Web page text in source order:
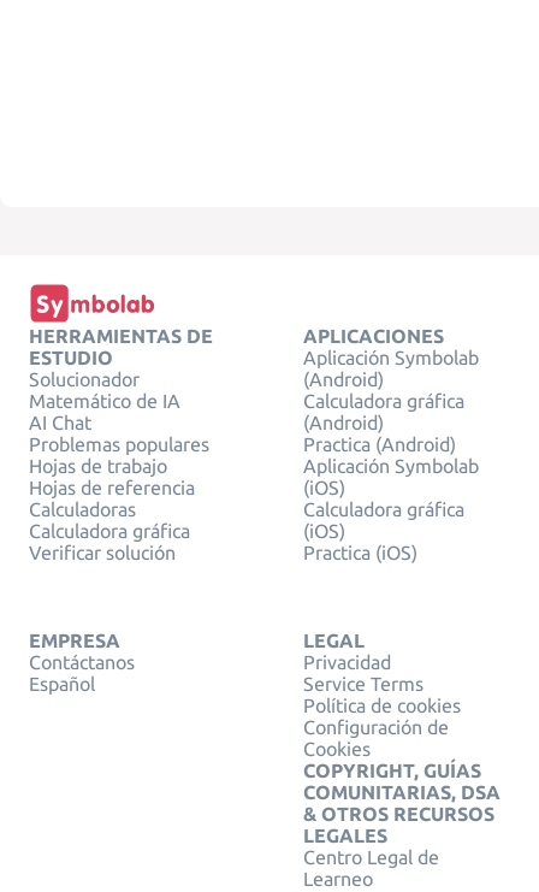
HERRAMIENTAS DE
ESTUDIO
Solucionador
Matemático de IA
AI Chat
Problemas populares
Hojas de trabajo
Hojas de referencia
Calculadoras
Calculadora gráfica
Verificar solución
APLICACIONES
Aplicación Symbolab
(Android)
Calculadora gráfica
(Android)
Practica (Android)
Aplicación Symbolab
(iOS)
Calculadora gráfica
(iOS)
Practica (iOS)
EMPRESA
Contáctanos
Español
LEGAL
Privacidad
Service Terms
Política de cookies
Configuración de
Cookies
COPYRIGHT, GUÍAS
COMUNITARIAS, DSA
& OTROS RECURSOS
LEGALES
Centro Legal de
Learneo